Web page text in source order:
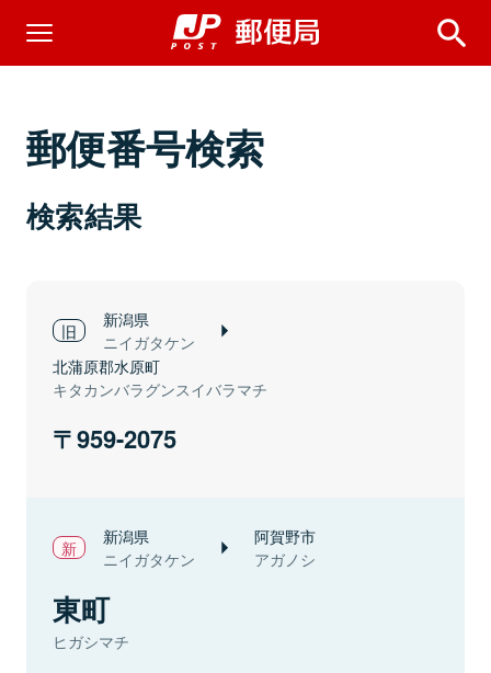
郵便番号検索
検索結果
新潟県
ニイガタケン
北蒲原郡水原町
キタカンバラグンスイバラマチ
959-2075
新潟県
ニイガタケン
阿賀野市
アガノシ
東町
ヒガシマチ